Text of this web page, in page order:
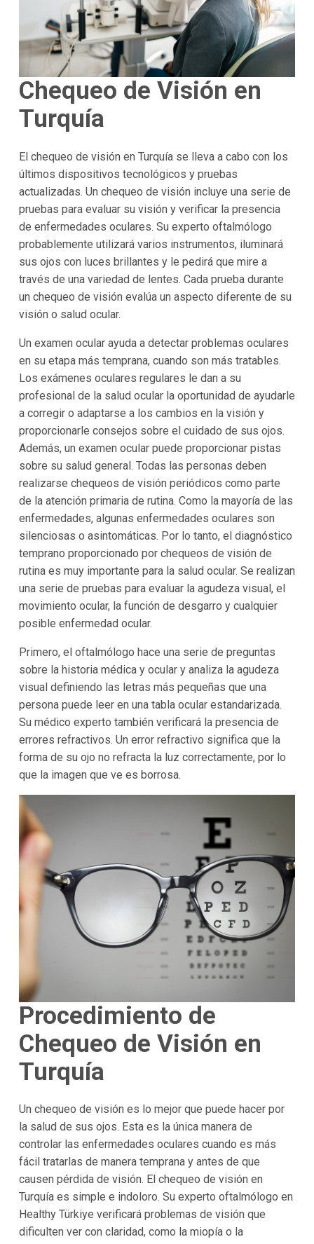
Chequeo de Visión en
Turquía
El chequeo de visión en Turquía se lleva a cabo con los
últimos dispositivos tecnológicos y pruebas
actualizadas. Un chequeo de visión incluye una serie de
pruebas para evaluar su visión y verificar la presencia
de enfermedades oculares. Su experto oftalmólogo
probablemente utilizará varios instrumentos, iluminará
sus ojos con luces brillantes y le pedirá que mire a
través de una variedad de lentes. Cada prueba durante
un chequeo de visión evalúa un aspecto diferente de su
visión o salud ocular.
Un examen ocular ayuda a detectar problemas oculares
en su etapa más temprana, cuando son más tratables.
Los exámenes oculares regulares le dan a su
profesional de la salud ocular la oportunidad de ayudarle
a corregir o adaptarse a los cambios en la visión y
proporcionarle consejos sobre el cuidado de sus ojos.
Además, un examen ocular puede proporcionar pistas
sobre su salud general. Todas las personas deben
realizarse chequeos de visión periódicos como parte
de la atención primaria de rutina. Como la mayoría de las
enfermedades, algunas enfermedades oculares son
silenciosas o asintomáticas. Por lo tanto, el diagnóstico
temprano proporcionado por chequeos de visión de
rutina es muy importante para la salud ocular. Se realizan
una serie de pruebas para evaluar la agudeza visual, el
movimiento ocular, la función de desgarro y cualquier
posible enfermedad ocular.
Primero, el oftalmólogo hace una serie de preguntas
sobre la historia médica y ocular y analiza la agudeza
visual definiendo las letras más pequeñas que una
persona puede leer en una tabla ocular estandarizada.
Su médico experto también verificará la presencia de
errores refractivos. Un error refractivo significa que la
forma de su ojo no refracta la luz correctamente, por lo
que la imagen que ve es borrosa.
Procedimiento de
Chequeo de Visión en
Turquía
Un chequeo de visión es lo mejor que puede hacer por
la salud de sus ojos. Esta es la única manera de
controlar las enfermedades oculares cuando es más
fácil tratarlas de manera temprana y antes de que
causen pérdida de visión. El chequeo de visión en
Turquía es simple e indoloro. Su experto oftalmólogo en
Healthy Türkiye verificará problemas de visión que
dificulten ver con claridad, como la miopía o la